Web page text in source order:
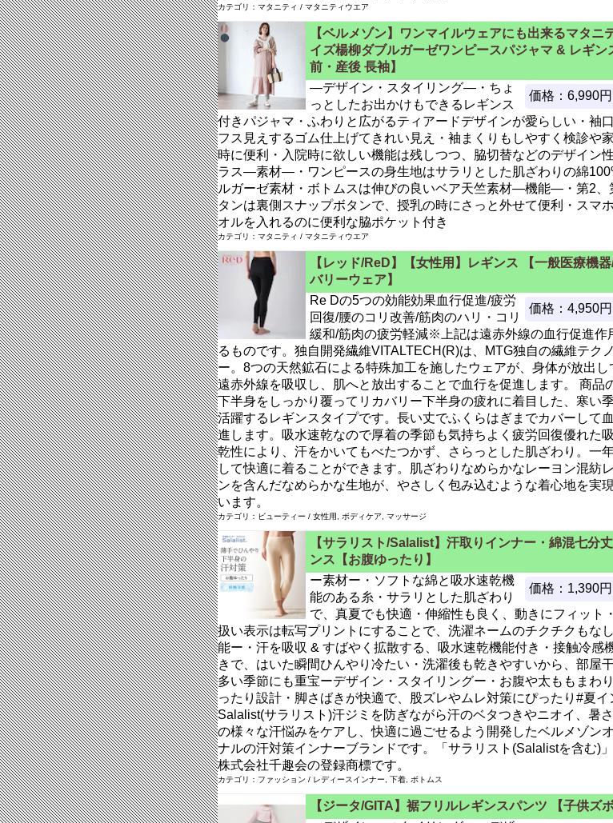
カテゴリ：マタニティ / マタニティウエア
【ベルメゾン】ワンマイルウェアにも出来るマタニ
イズ楊柳ダブルガーゼワンピースパジャマ & レギン
前・産後 長袖】
価格：6,990円
―デザイン・スタイリング―・ちょ
っとしたお出かけもできるレギンス
付きパジャマ・ふわりと広がるティアードデザインが愛らしい・袖
フス見えするゴム仕上げてきれい見え・袖まくりもしやすく検診や
時に便利・入院時に欲しい機能は残しつつ、脇切替などのデザイン
ラス―素材―・ワンピースの身生地はサラリとした肌ざわりの綿
ルガーゼ素材・ボトムスは伸びの良いベア天竺素材―機能―・第2、
タンは裏側スナップボタンで、授乳の時にさっと外せて便利・スマ
オルを入れるのに便利な脇ポケット付き
カテゴリ：マタニティ / マタニティウエア
【レッド/ReD】【女性用】レギンス 【一般医療機器
バリーウェア】
価格：4,950円
Re Dの5つの効能効果血行促進/疲労
回復/腰のコリ改善/筋肉のハリ・コリ
緩和/筋肉の疲労軽減※上記は遠赤外線の血行促進作
るものです。独自開発繊維VITALTECH(R)は、MTG独自の繊維テク
ー。8つの天然鉱石による特殊加工を施したウェアが、身体が放出し
遠赤外線を吸収し、肌へと放出することで血行を促進します。 商品
下半身をしっかり覆ってリカバリー下半身の疲れに着目した、寒い
活躍するレギンスタイプです。長い丈でふくらはぎまでカバーして
進します。吸水速乾なので厚着の季節も気持ちよく疲労回復優れた
乾性により、汗をかいてもべたつかず、さらっとした肌ざわり。一
して快適に着ることができます。肌ざわりなめらかなレーヨン混紡
ンを含んだなめらかな生地が、やさしく包み込むような着心地を実
います。
カテゴリ：ビューティー / 女性用, ボディケア, マッサージ
【サラリスト/Salalist】汗取りインナー・綿混七分
ンス【お腹ゆったり】
価格：1,390円
ー素材ー・ソフトな綿と吸水速乾機
能のある糸・サラリとした肌ざわり
で、真夏でも快適・伸縮性も良く、動きにフィット
扱い表示は転写プリントにすることで、洗濯ネームのチクチクもな
能ー・汗を吸収 & すばやく拡散する、吸水速乾機能付き・接触冷感
きで、はいた瞬間ひんやり冷たい・洗濯後も乾きやすいから、部屋
多い季節にも重宝ーデザイン・スタイリングー・お腹や太ももまわ
ったり設計・脚さばきが快適で、股ズレやムレ対策にぴったり#夏イ
Salalist(サラリスト)汗ジミを防ぎながら汗のベタつきやニオイ、暑
の様々な汗悩みをケアし、快適に過ごせるよう開発したベルメゾン
ナルの汗対策インナーブランドです。「サラリスト(Salalistを含む)」
株式会社千趣会の登録商標です。
カテゴリ：ファッション / レディースインナー, 下着, ボトムス
【ジータ/GITA】裾フリルレギンスパンツ 【子供ズボ